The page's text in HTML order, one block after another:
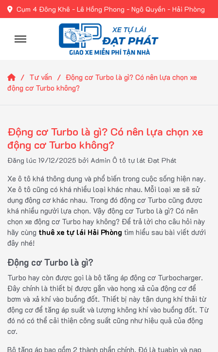
Cụm 4 Đông Khê - Lê Hồng Phong - Ngô Quyền - Hải Phòng
Tư vấn
Động cơ Turbo là gì? Có nên lựa chọn xe
động cơ Turbo không?
Động cơ Turbo là gì? Có nên lựa chọn xe
động cơ Turbo không?
Đăng lúc 19/12/2025 bởi Admin Ô tô tự lát Đạt Phát
Xe ô tô khá thông dụng và phổ biến trong cuộc sống hiện nay.
Xe ô tô cũng có khá nhiều loại khác nhau. Mỗi loại xe sẽ sử
dụng động cơ khác nhau. Trong đó động cơ Turbo cũng được
khá nhiều người lựa chọn. Vậy động cơ Turbo là gì? Có nên
chọn xe động cơ Turbo hay không? Để trả lời cho câu hỏi này
hãy cùng thuê xe tự lái Hải Phòng tìm hiểu sau bài viết dưới
đây nhé!
Động cơ Turbo là gì?
Turbo hay còn được gọi là bộ tăng áp động cơ Turbocharger.
Đây chính là thiết bị được gắn vào họng xả của động cơ để
bơm và xả khí vào buồng đốt. Thiết bị này tận dụng khí thải từ
động cơ để tăng áp suất và lượng không khí vào buồng đốt. Từ
đó nó có thể cải thiện công suất cũng như hiệu quả của động
cơ.
Bộ tăng áp bao gồm 2 thành phần chính. Đó là tuabin và nạp